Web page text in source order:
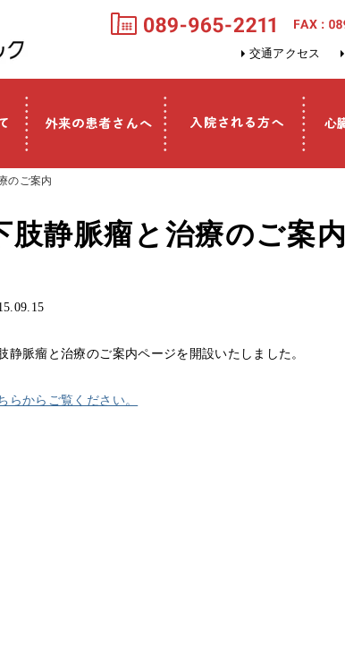
交通アクセス
のご案内
肢静脈瘤と治療のご案内
静脈瘤と治療のご案内ページを開設いたしました。
らからご覧ください。